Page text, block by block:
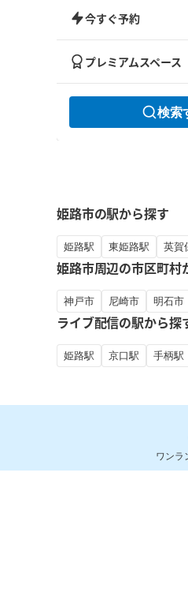
今すぐ予約
プレミアムスペース
検索
姫路市の駅から探す
姫路駅 東姫路駅 英賀
姫路市周辺の市区町村
神戸市 尼崎市 明石市
ライブ配信の駅から探
姫路駅 京口駅 手柄駅
ワンラ